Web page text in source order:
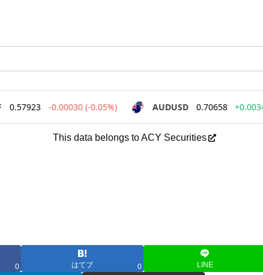
This data belongs to ACY Securities
0 はてブ 0 LINE